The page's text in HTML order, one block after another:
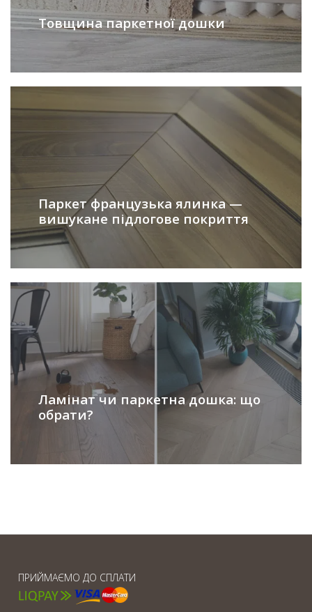
Товщина паркетної дошки
Паркет французька ялинка —
вишукане підлогове покриття
Ламінат чи паркетна дошка: що
обрати?
ПРИЙМАЄМО ДО СПЛАТИ